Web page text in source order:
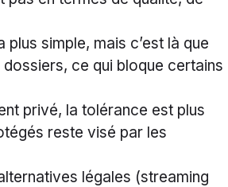
plus simple, mais c’est là que
ce qui bloque certains
privé, la tolérance est plus
reste visé par les
légales (streaming